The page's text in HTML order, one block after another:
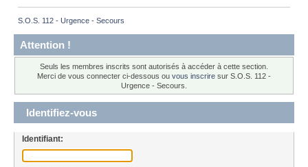
S.O.S. 112 - Urgence - Secours
Attention !
Seuls les membres inscrits sont autorisés à accéder à cette section.
Merci de vous connecter ci-dessous ou vous inscrire sur S.O.S. 112 -
Urgence - Secours.
Identifiez-vous
Identifiant: